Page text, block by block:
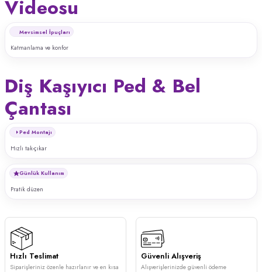
Videosu
Mevsimsel İpuçları
Katmanlama ve konfor
Diş Kaşıyıcı Ped & Bel
Çantası
Ped Montajı
Hızlı tak-çıkar
Günlük Kullanım
Pratik düzen
Hızlı Teslimat
Siparişleriniz özenle hazırlanır ve en kısa
Güvenli Alışveriş
Alışverişlerinizde güvenli ödeme